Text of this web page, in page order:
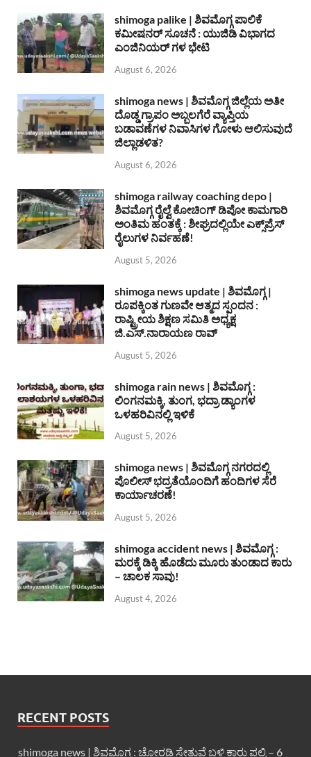
shimoga palike | ಶಿವಮೊಗ್ಗ ಪಾಲಿಕೆ
ಕಮೀಷನರ್ ಸೂಚನೆ : ಯುಜಿಡಿ ವಿಭಾಗದ
ಎಂಜಿನಿಯರ್ ಗಳ ಭೇಟಿ
August 6, 2026
shimoga news | ಶಿವಮೊಗ್ಗ ಜಿಲ್ಲೆಯ ಅತೀ
ದೊಡ್ಡ ಗ್ರಾಪಂ ಅಬ್ಬಲಗೆರೆ ವ್ಯಾಪ್ತಿಯ
ಬಡಾವಣೆಗಳ ನಿವಾಸಿಗಳ ಗೋಳು ಆಲಿಸುವುದೆ
ಜಿಲ್ಲಾಡಳಿತ?
August 6, 2026
shimoga railway coaching depo |
ಶಿವಮೊಗ್ಗ ರೈಲ್ವೆ ಕೋಚಿಂಗ್ ಡಿಪೋ ಕಾಮಗಾರಿ
ಅಂತಿಮ ಹಂತಕ್ಕೆ : ಶೀಘ್ರದಲ್ಲಿಯೇ ಎಕ್ಸ್‌ಪ್ರೆಸ್
ರೈಲುಗಳ ನಿರ್ವಹಣೆ!
August 5, 2026
shimoga news update | ಶಿವಮೊಗ್ಗ |
ರೂಪಕ್ಕಿಂತ ಗುಣವೇ ಆತ್ಮದ ಸ್ಪಂದನ :
ರಾಷ್ಟ್ರೀಯ ಶಿಕ್ಷಣ ಸಮಿತಿ ಅಧ್ಯಕ್ಷ
ಜಿ.ಎಸ್.ನಾರಾಯಣ ರಾವ್
August 5, 2026
shimoga rain news | ಶಿವಮೊಗ್ಗ :
ಲಿಂಗನಮಕ್ಕಿ, ತುಂಗ, ಭದ್ರಾ ಡ್ಯಾಂಗಳ
ಒಳಹರಿವಿನಲ್ಲಿ ಇಳಿಕೆ
August 5, 2026
shimoga news | ಶಿವಮೊಗ್ಗ ನಗರದಲ್ಲಿ
ಪೊಲೀಸ್ ಭದ್ರತೆಯೊಂದಿಗೆ ಹಂದಿಗಳ ಸೆರೆ
ಕಾರ್ಯಾಚರಣೆ!
August 5, 2026
shimoga accident news | ಶಿವಮೊಗ್ಗ :
ಮರಕ್ಕೆ ಡಿಕ್ಕಿ ಹೊಡೆದು ಮೂರು ತುಂಡಾದ ಕಾರು
– ಚಾಲಕ ಸಾವು!
August 4, 2026
RECENT POSTS
shimoga news | ಶಿವಮೊಗ್ಗ : ಚೋರಡಿ ಸೇತುವೆ ಬಳಿ ಕಾರು ಪಲ್ಟಿ – 6